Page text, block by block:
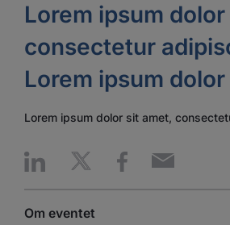
Lorem ipsum
consectetur
Lorem ipsum dolor
Lorem ipsum dolor sit amet,
Om eventet